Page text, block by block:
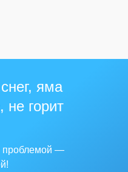
яма
не горит
проблемой —